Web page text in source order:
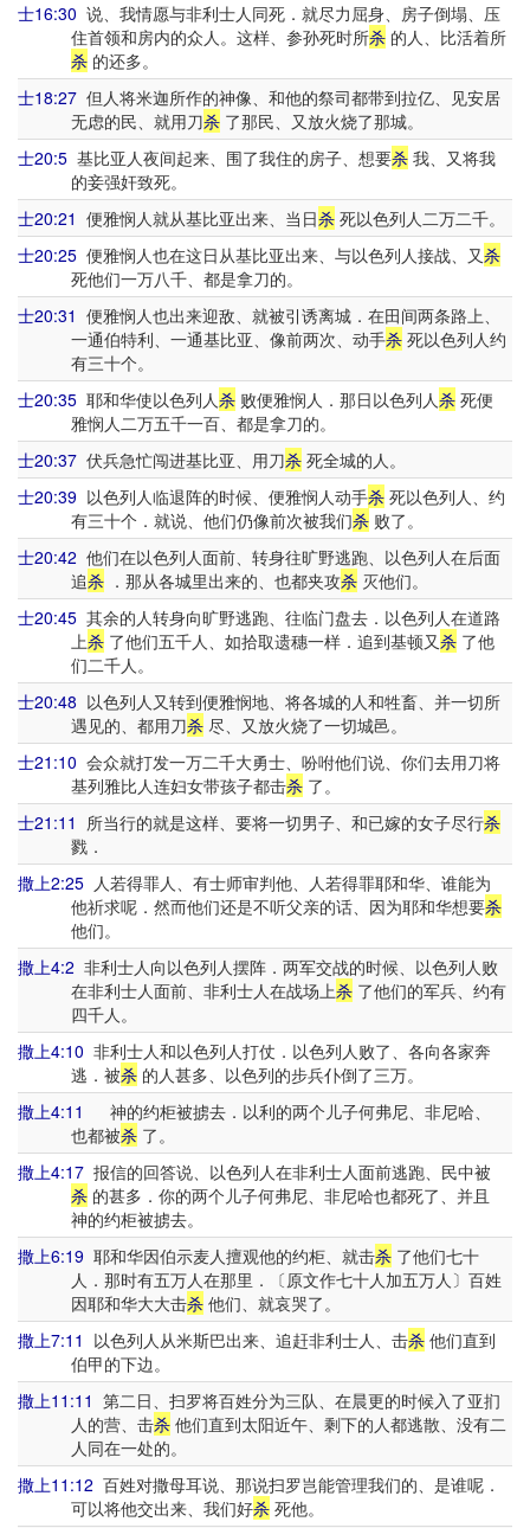
士16:30 说、我情愿与非利士人同死．就尽力屈身、房子倒塌、压
住首领和房内的众人。这样、参孙死时所杀的人、比活着所
杀的还多。
士18:27 但人将米迦所作的神像、和他的祭司都带到拉亿、见安居
无虑的民、就用刀杀了那民、又放火烧了那城。
士20:5 基比亚人夜间起来、围了我住的房子、想要杀 我、又将我
的妾强奸致死。
士20:21 便雅悯人就从基比亚出来、当日杀 死以色列人二万二千。
士20:25 便雅悯人也在这日从基比亚出来、与以色列人接战、又杀
死他们一万八千、都是拿刀的。
士20:31 便雅悯人也出来迎敌、就被引诱离城．在田间两条路上、
一通伯特利、一通基比亚、像前两次、动手杀死以色列人约
有三十个。
士20:35 耶和华使以色列人杀 败便雅悯人．那日以色列人杀 死便
雅悯人二万五千一百、都是拿刀的。
士20:37 伏兵急忙闯进基比亚、用刀杀 死全城的人。
士20:39 以色列人临退阵的时候、便雅悯人动手杀 死以色列人、约
有三十个．就说、他们仍像前次被我们杀败了。
士20:42 他们在以色列人面前、转身往旷野逃跑、以色列人在后面
追杀．那从各城里出来的、也都夹攻杀灭他们。
士20:45 其余的人转身向旷野逃跑、往临门盘去．以色列人在道路
上杀了他们五千人、如拾取遗穗一样．追到基顿又杀了他
们二千人。
士20:48 以色列人又转到便雅悯地、将各城的人和牲畜、并一切所
遇见的、都用刀杀尽、又放火烧了一切城邑。
士21:10 会众就打发一万二千大勇士、吩咐他们说、你们去用刀将
基列雅比人连妇女带孩子都击杀了。
士21:11 所当行的就是这样、要将一切男子、和已嫁的女子尽行杀
戮．
撒上2:25 人若得罪人、有士师审判他、人若得罪耶和华、谁能为
他祈求呢．然而他们还是不听父亲的话、因为耶和华想要杀
他们。
撒上4:2 非利士人向以色列人摆阵．两军交战的时候、以色列人败
在非利士人面前、非利士人在战场上杀了他们的军兵、约有
四千人。
撒上4:10 非利士人和以色列人打仗．以色列人败了、各向各家奔
逃．被杀的人甚多、以色列的步兵仆倒了三万。
撒上4:11
神的约柜被掳去．以利的两个儿子何弗尼、非尼哈、
也都被杀了。
撒上4:17 报信的回答说、以色列人在非利士人面前逃跑、民中被
杀的甚多．你的两个儿子何弗尼、非尼哈也都死了、并且
神的约柜被掳去。
撒上6:19 耶和华因伯示麦人擅观他的约柜、就击杀 了他们七十
人．那时有五万人在那里．〔原文作七十人加五万人〕百姓
因耶和华大大击杀他们、就哀哭了。
撒上7:11 以色列人从米斯巴出来、追赶非利士人、击杀 他们直到
伯甲的下边。
撒上11:11 第二日、扫罗将百姓分为三队、在晨更的时候入了亚扪
人的营、击杀他们直到太阳近午、剩下的人都逃散、没有二
人同在一处的。
撒上11:12 百姓对撒母耳说、那说扫罗岂能管理我们的、是谁呢．
可以将他交出来、我们好杀死他。